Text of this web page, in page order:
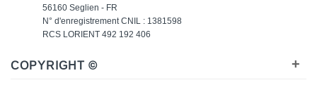
56160 Seglien - FR
N° d'enregistrement CNIL : 1381598
RCS LORIENT 492 192 406
COPYRIGHT © +